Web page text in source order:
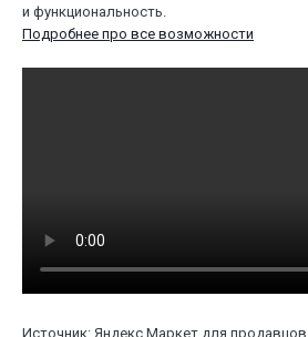
и функциональность.
Подробнее про все возможности
Источник: Яндекс Маркет для продавцов